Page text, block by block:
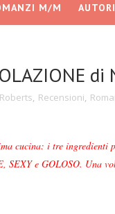
M/M
, Recensioni,
cucina: i tre ingredienti
SEXY e GOLOSO. Una